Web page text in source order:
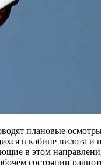
плановые
в кабине пилота и
в этом
состоянии